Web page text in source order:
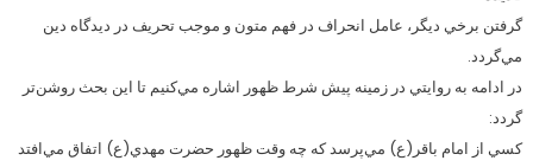
گرفتن برخي ديگر، عامل انحراف در فهم متون و موجب تحريف در ديدگاه دين
مي‌گردد.
در ادامه به روايتي در زمينه پيش شرط ظهور اشاره مي‌كنيم تا اين بحث روشن‌‌تر
گردد:
كسي از امام باقر(ع) مي‌پرسد كه چه وقت ظهور حضرت مهدي(ع) اتفاق مي‌افتد